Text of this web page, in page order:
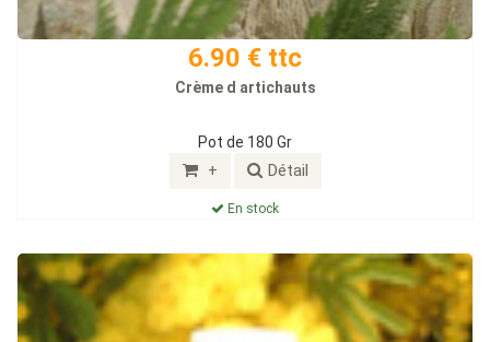
6.90 € ttc
Crème d artichauts
Pot de 180 Gr
+ Détail
En stock